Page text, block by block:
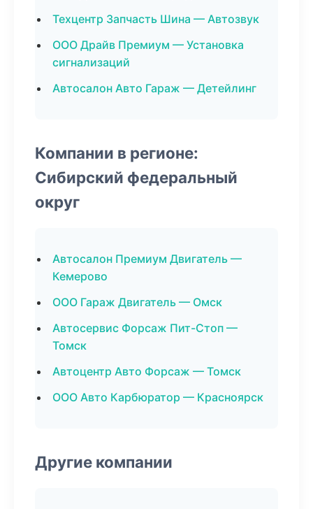
Техцентр Запчасть Шина — Автозвук
ООО Драйв Премиум — Установка
сигнализаций
Автосалон Авто Гараж — Детейлинг
Компании в регионе:
Сибирский федеральный
округ
Автосалон Премиум Двигатель —
Кемерово
ООО Гараж Двигатель — Омск
Автосервис Форсаж Пит-Стоп —
Томск
Автоцентр Авто Форсаж — Томск
ООО Авто Карбюратор — Красноярск
Другие компании